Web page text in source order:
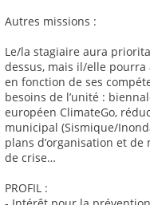
Autres missions :
Le/la stagiaire aura
dessus, mais il/elle pourra
en fonction de ses
besoins de l’unité :
européen ClimateGo,
municipal (Sismique/
plans d’organisation et
de crise…
PROFIL :